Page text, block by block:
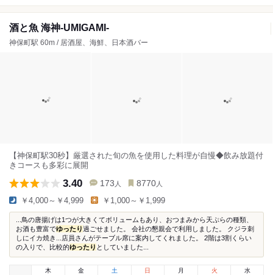
酒と魚 海神-UMIGAMI-
神保町駅 60m / 居酒屋、海鮮、日本酒バー
【神保町駅30秒】厳選された旬の魚を使用した料理が自慢◆飲み放題付
きコースも多彩に展開
3.40 173 人 8770 人
￥4,000～￥4,999 ￥1,000～￥1,999
...鳥の唐揚げは1つが大きくてボリュームもあり、おつまみから天ぷらの種類、
お酒も豊富でゆったり過ごせました。 会社の懇親会で利用しました。 クジラ刺
しにイカ焼き...店員さんがテーブル席に案内してくれました。 2階は3割くらい
の入りで、比較的ゆったり としていました...
木
金 土 日 月 火 水